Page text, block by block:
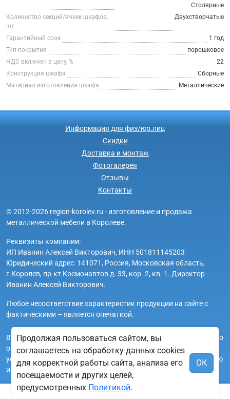
Столярные
Количество секций/ячеек шкафов,
шт
Двухстворчатые
Гарантийный срок
1 год
Тип покрытия
порошковое
НДС включен в цену, %
22
Конструкция шкафа
Сборные
Материал изготовления шкафа
Металлические
Информация для физ/юр.лиц
Скидки
Доставка и монтаж
Фотогалерея
Отзывы
Контакты
© 2012-2026 region-korolev.ru - изготовление и продажа
металлической мебели в Королеве.
Реквизиты компании:
ИП Иванин Алексей Викторович, ИНН 501811145203
Юридический адрес: 141071, Россия, Московская область,
г.Королев, пр-кт Космонавтов д. 33, кор. 2, кв. 1. Директор -
Иванин Алексей Викторович.
Любое несоответствие характеристик продукции на сайте с
фактическими – является опечаткой.
Вся информация на сайте region-korolev.ru носит исключительно
ознакомительный и справочный характер и ни при каких
условиях не является публичной офертой. Всю дополнительную
информацию можно узнать по телефонам указанным на сайте.
Продолжая пользоваться сайтом, вы
соглашаетесь на обработку данных cookies
для корректной работы сайта, анализа его
посещаемости и других целей,
предусмотренных Политикой.
ОК